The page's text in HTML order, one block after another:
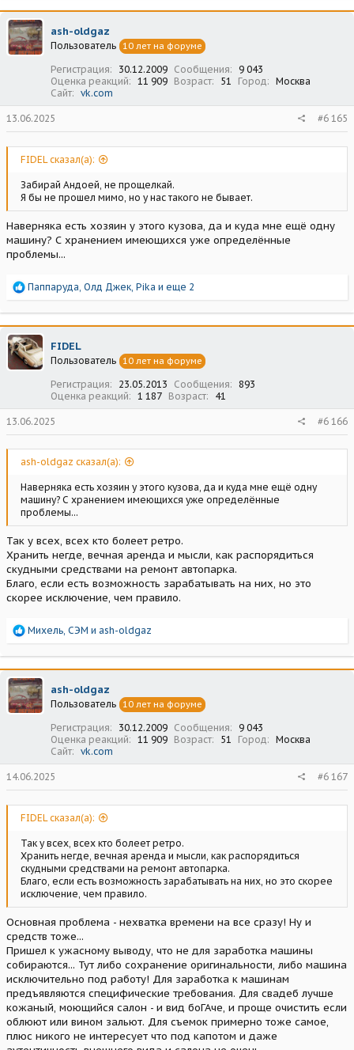
ash-oldgaz
Пользователь 10 лет на форуме
Регистрация 30.12.2009 Сообщения
9 043
Оценка реакций
11 909 Возраст 51 Город
Москва
Сайт
vk.com
13.06.2025 #6 165
FIDEL сказал(а):
Забирай Андоей, не прощелкай.
Я бы не прошел мимо, но у нас такого не бывает.
Наверняка есть хозяин у этого кузова, да и куда мне ещё одну
машину? С хранением имеющихся уже определённые
проблемы...
Р
а
к
ц
и
и
Паппаруда Олд Джек Pika и еще 2
FIDEL
Пользователь 10 лет на форуме
Регистрация 23.05.2013 Сообщения
893
Оценка реакций
1 187 Возраст 41
13.06.2025 #6 166
ash-oldgaz сказал(а):
Наверняка есть хозяин у этого кузова, да и куда мне ещё одну
машину? С хранением имеющихся уже определённые
проблемы...
Так у всех, всех кто болеет ретро.
Хранить негде, вечная аренда и мысли, как распорядиться
скудными средствами на ремонт автопарка.
Благо, если есть возможность зарабатывать на них, но это
скорее исключение, чем правило.
Р
а
к
ц
и
и
Михель, СЭМ и ash-oldgaz
ash-oldgaz
Пользователь 10 лет на форуме
Регистрация 30.12.2009 Сообщения
9 043
Оценка реакций
11 909 Возраст 51 Город
Москва
Сайт
vk.com
14.06.2025 #6 167
FIDEL сказал(а):
Так у всех, всех кто болеет ретро.
Хранить негде, вечная аренда и мысли, как распорядиться
скудными средствами на ремонт автопарка.
Благо, если есть возможность зарабатывать на них, но это скорее
исключение, чем правило.
Основная проблема - нехватка времени на все сразу! Ну и
средств тоже...
Пришел к ужасному выводу, что не для заработка машины
собираются... Тут либо сохранение оригинальности, либо машина
исключительно под работу! Для заработка к машинам
предъявляются специфические требования. Для свадеб лучше
кожаный, моющийся салон - и вид боГАче, и проще очистить если
облюют или вином зальют. Для съемок примерно тоже самое,
плюс никого не интересует что под капотом и даже